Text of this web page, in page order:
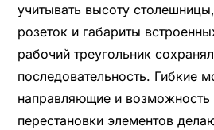
учитывать высоту
розеток и габариты
рабочий треугольник
последовательность. Гибкие
направляющие и возможность
перестановки элементов